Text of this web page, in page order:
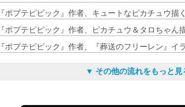
▼ その他の流れをもっと見